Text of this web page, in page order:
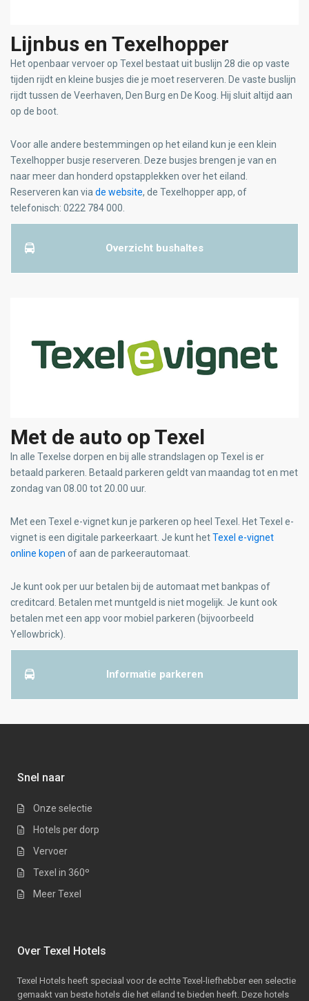
Lijnbus en Texelhopper
Het openbaar vervoer op Texel bestaat uit buslijn 28 die op vaste
tijden rijdt en kleine busjes die je moet reserveren. De vaste buslijn
rijdt tussen de Veerhaven, Den Burg en De Koog. Hij sluit altijd aan
op de boot.
Voor alle andere bestemmingen op het eiland kun je een klein
Texelhopper busje reserveren. Deze busjes brengen je van en
naar meer dan honderd opstapplekken over het eiland.
Reserveren kan viade website, de Texelhopper app, of
telefonisch: 0222 784 000.
Overzicht bushaltes
Met de auto op Texel
In alle Texelse dorpen en bij alle strandslagen op Texel is er
betaald parkeren. Betaald parkeren geldt van maandag tot en met
zondag van 08.00 tot 20.00 uur.
Met een Texel e-vignet kun je parkeren op heel Texel. Het Texel e-
vignet is een digitale parkeerkaart. Je kunt hetTexel e-vignet
online kopen of aan de parkeerautomaat.
Je kunt ook per uur betalen bij de automaat met bankpas of
creditcard. Betalen met muntgeld is niet mogelijk. Je kunt ook
betalen met een app voor mobiel parkeren (bijvoorbeeld
Yellowbrick).
Informatie parkeren
Snel naar
Onze selectie
Hotels per dorp
Vervoer
Texel in 360º
Meer Texel
Over Texel Hotels
Texel Hotels heeft speciaal voor de echte Texel-liefhebber een selectie
gemaakt van beste hotels die het eiland te bieden heeft. Deze hotels